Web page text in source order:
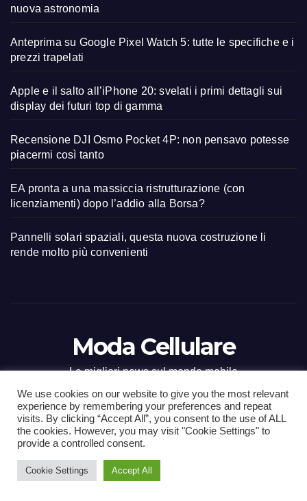
nuova astronomia
Anteprima su Google Pixel Watch 5: tutte le specifiche e i
prezzi trapelati
Apple e il salto all’iPhone 20: svelati i primi dettagli sui
display dei futuri top di gamma
Recensione DJI Osmo Pocket 4P: non pensavo potesse
piacermi così tanto
EA pronta a una massiccia ristrutturazione (con
licenziamenti) dopo l’addio alla Borsa?
Pannelli solari spaziali, questa nuova costruzione li
rende molto più convenienti
Moda Cellulare
Le migliori news sul mondo mobile
Proudly powered by WordPress| Tema: Newsup diThemeansar
Home ContactCONTATTI
We use cookies on our website to give you the most relevant
experience by remembering your preferences and repeat
visits. By clicking “Accept All”, you consent to the use of ALL
the cookies. However, you may visit "Cookie Settings" to
provide a controlled consent.
Cookie Settings Accept All